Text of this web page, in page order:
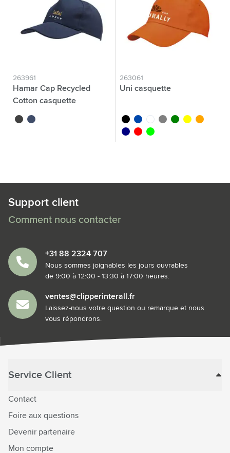
263961
Hamar Cap Recycled
Cotton casquette
noir bleu marine
263061
Uni casquette
noir bleu cobalt
blancgris vert jauneorange
bleu marine
rougelime
Support client
Comment nous contacter
+31 88 2324 707
Nous sommes joignables les jours ouvrables
de 9:00 à 12:00 - 13:30 à 17:00 heures.
ventes@clipperinterall.fr
Laissez-nous votre question ou remarque et nous
vous répondrons.
Service Client
Contact
Foire aux questions
Devenir partenaire
Mon compte